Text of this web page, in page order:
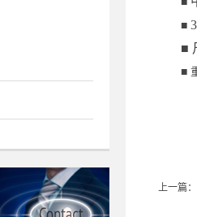
■
■
■
上一篇：